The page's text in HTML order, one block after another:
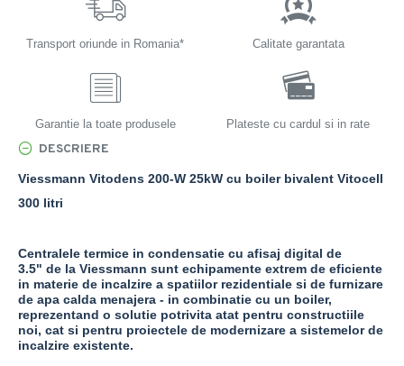
Transport oriunde in Romania* Calitate garantata
Garantie la toate produsele Plateste cu cardul si in rate
DESCRIERE
Viessmann Vitodens 200-W 25kW cu boiler bivalent Vitocell
300 litri
Centralele termice in condensatie cu afisaj digital de
3.5" de la Viessmann sunt echipamente extrem de eficiente
in materie de incalzire a spatiilor rezidentiale si de furnizare
de apa calda menajera - in combinatie cu un boiler,
reprezentand o solutie potrivita atat pentru constructiile
noi, cat si pentru proiectele de modernizare a sistemelor de
incalzire existente.